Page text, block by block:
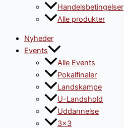
Handelsbetingelser
Alle produkter
Nyheder
Events
Alle Events
Pokalfinaler
Landskampe
U-Landshold
Uddannelse
3×3